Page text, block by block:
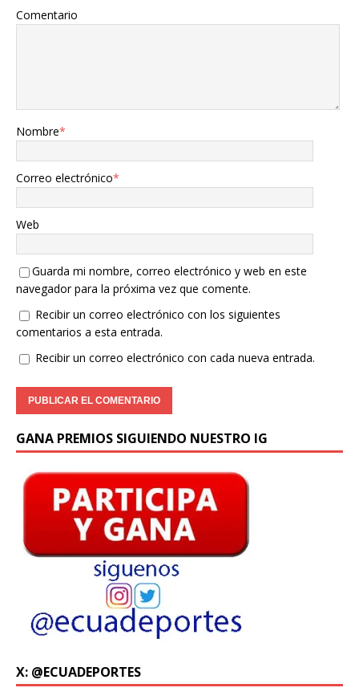
Comentario
Nombre*
Correo electrónico*
Web
Guarda mi nombre, correo electrónico y web en este
navegador para la próxima vez que comente.
Recibir un correo electrónico con los siguientes
comentarios a esta entrada.
Recibir un correo electrónico con cada nueva entrada.
GANA PREMIOS SIGUIENDO NUESTRO IG
X: @ECUADEPORTES